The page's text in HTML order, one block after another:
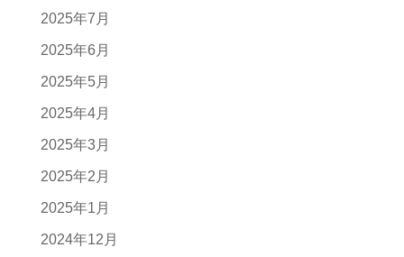
2025年7月
2025年6月
2025年5月
2025年4月
2025年3月
2025年2月
2025年1月
2024年12月